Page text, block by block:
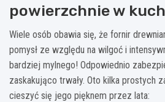
powierzchnie w
Wiele osób obawia się, że fornir
pomysł ze względu na wilgoć i
bardziej mylnego! Odpowiednio
zaskakująco trwały. Oto kilka prostych
cieszyć się jego pięknem przez lata: